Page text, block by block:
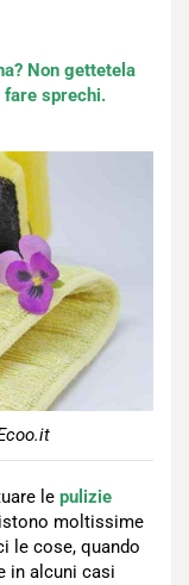
Non gettetela
fare sprechi.
le pulizie
moltissime
le cose, quando
in alcuni casi